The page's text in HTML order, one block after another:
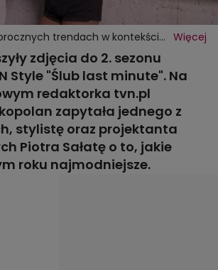
trendach w kontekście Więcej
zdjęcia do 2. sezonu
Style "Ślub last minute". Na
redaktorka tvn.pl
zapytała jednego z
stylistę oraz projektanta
Piotra Sałatę o to, jakie
roku najmodniejsze.